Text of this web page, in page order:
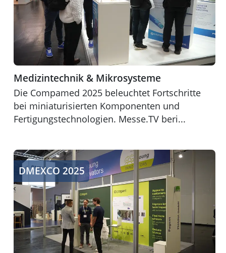
Medizintechnik & Mikrosysteme
Die Compamed 2025 beleuchtet Fortschritte
bei miniaturisierten Komponenten und
Fertigungstechnologien. Messe.TV beri...
Zukunft des digitalen Marketings
DMEXCO 2025